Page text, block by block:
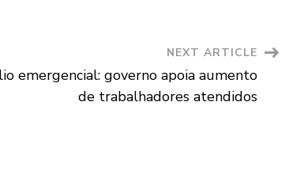
NEXT ARTICLE
emergencial: governo apoia aumento
de trabalhadores atendidos